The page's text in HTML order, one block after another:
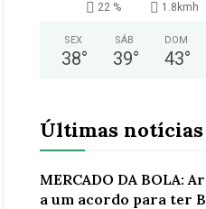
22 % 1.8kmh
SEX
38°
SÁB
39°
DOM
43°
Últimas notícias
MERCADO DA BOLA:
a um acordo para ter